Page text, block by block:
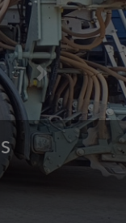
Next